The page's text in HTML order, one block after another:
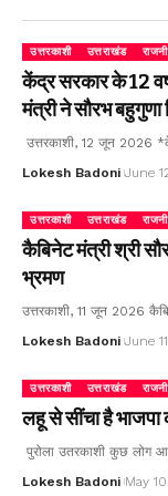
उत्तरकाशी उत्तराखंड
केंद्र सरकार के 12
मंत्री ने सौरभ बहुगुणा
उत्तरकाशी, 12 जून 2026
Lokesh Badoni June
उत्तरकाशी उत्तराखंड
कैबिनेट मंत्री श्री
भ्रमण
उत्तरकाशी, 11 जून 2026
Lokesh Badoni June
उत्तरकाशी उत्तराखंड
लहू से सींचा है
पुरोला उतरकाशी कुछ लोग
Lokesh Badoni May